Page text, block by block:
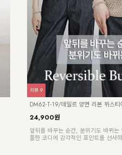
DM62-T-19/데일르 양면 리본 뷔스티
24,900원
앞뒤를 바꾸는 순간, 분위기도 바뀌는
플한 코디에 감각적인 포인트를 선사
리뷰 9